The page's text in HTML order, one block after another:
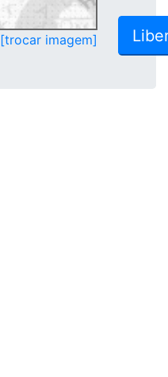
[trocar imagem]